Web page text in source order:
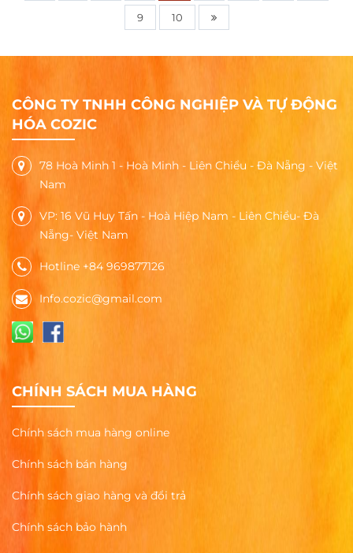
9 10
CÔNG TY TNHH CÔNG NGHIỆP VÀ TỰ ĐỘNG
HÓA COZIC
78 Hoà Minh 1 - Hoà Minh - Liên Chiểu - Đà Nẵng - Việt
Nam
VP: 16 Vũ Huy Tấn - Hoà Hiệp Nam - Liên Chiểu- Đà
Nẵng- Việt Nam
Hotline +84 969877126
Info.cozic@gmail.com
CHÍNH SÁCH MUA HÀNG
Chính sách mua hàng online
Chính sách bán hàng
Chính sách giao hàng và đổi trả
Chính sách bảo hành